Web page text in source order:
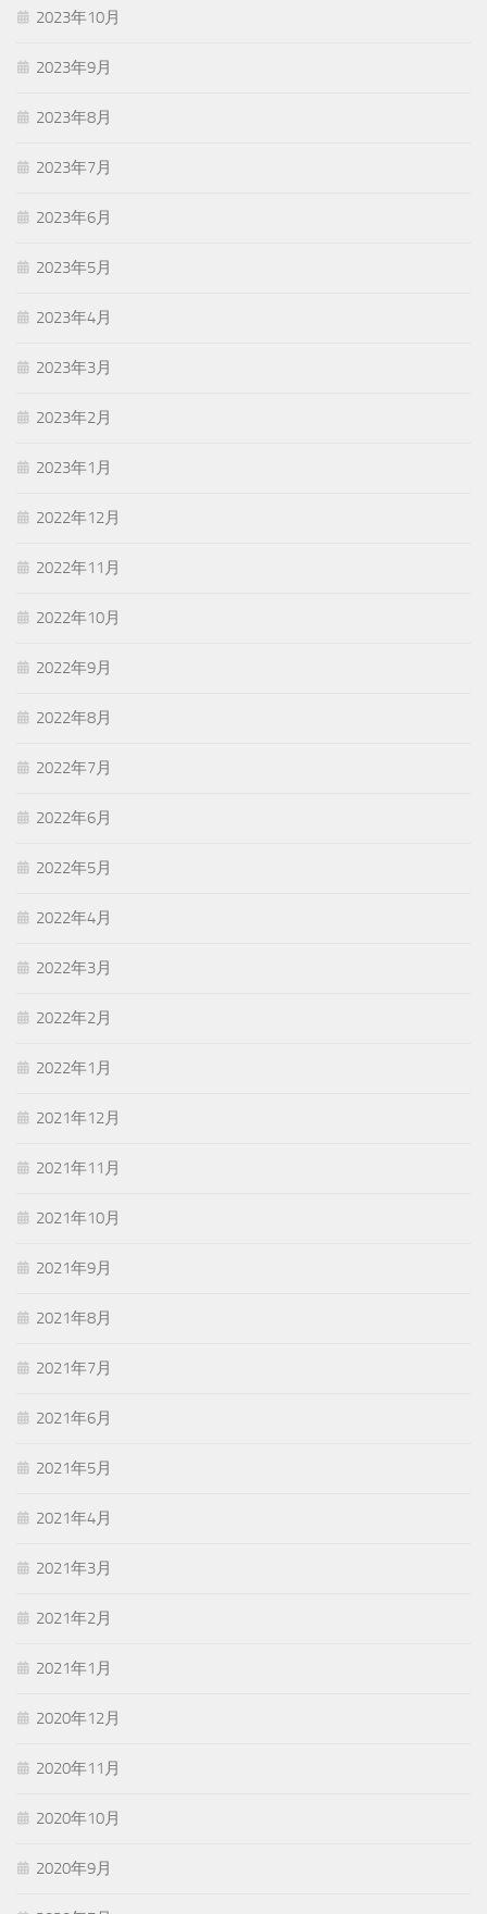
2023年10月
2023年9月
2023年8月
2023年7月
2023年6月
2023年5月
2023年4月
2023年3月
2023年2月
2023年1月
2022年12月
2022年11月
2022年10月
2022年9月
2022年8月
2022年7月
2022年6月
2022年5月
2022年4月
2022年3月
2022年2月
2022年1月
2021年12月
2021年11月
2021年10月
2021年9月
2021年8月
2021年7月
2021年6月
2021年5月
2021年4月
2021年3月
2021年2月
2021年1月
2020年12月
2020年11月
2020年10月
2020年9月